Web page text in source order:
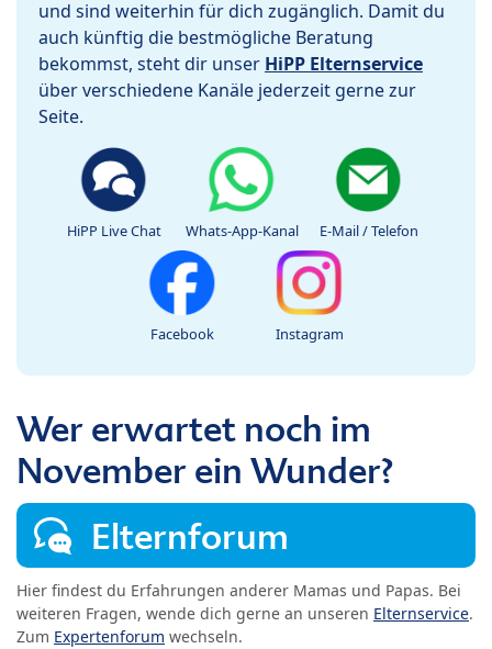
und sind weiterhin für dich zugänglich. Damit du
auch künftig die bestmögliche Beratung
bekommst, steht dir unser HiPP Elternservice
über verschiedene Kanäle jederzeit gerne zur
Seite.
HiPP Live Chat Whats-App-Kanal E-Mail / Telefon
Facebook Instagram
Wer erwartet noch im
November ein Wunder?
Elternforum
Hier findest du Erfahrungen anderer Mamas und Papas. Bei
weiteren Fragen, wende dich gerne an unseren Elternservice.
Zum Expertenforum wechseln.